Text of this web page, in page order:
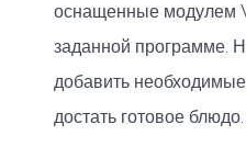
оснащенные модулем
заданной программе.
добавить
достать готовое блюдо.